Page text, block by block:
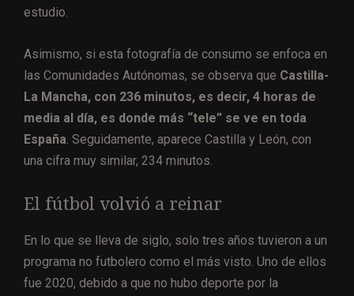
estudio.
Asimismo, si esta fotografía de consumo se enfoca en
las Comunidades Autónomas, se observa que Castilla-
La Mancha, con 236 minutos, es decir, 4 horas de
media al día, es donde más “tele” se ve en toda
España. Seguidamente, aparece Castilla y León, con
una cifra muy similar, 234 minutos.
El fútbol volvió a reinar
En lo que se lleva de siglo, solo tres años tuvieron a un
programa no futbolero como el más visto. Uno de ellos
fue 2020, debido a que no hubo deporte por la